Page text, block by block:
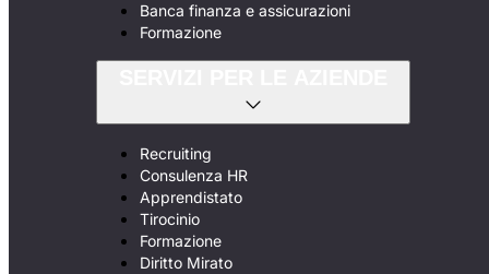
Banca finanza e assicurazioni
Formazione
Recruiting
Consulenza HR
Apprendistato
Tirocinio
Formazione
Diritto Mirato